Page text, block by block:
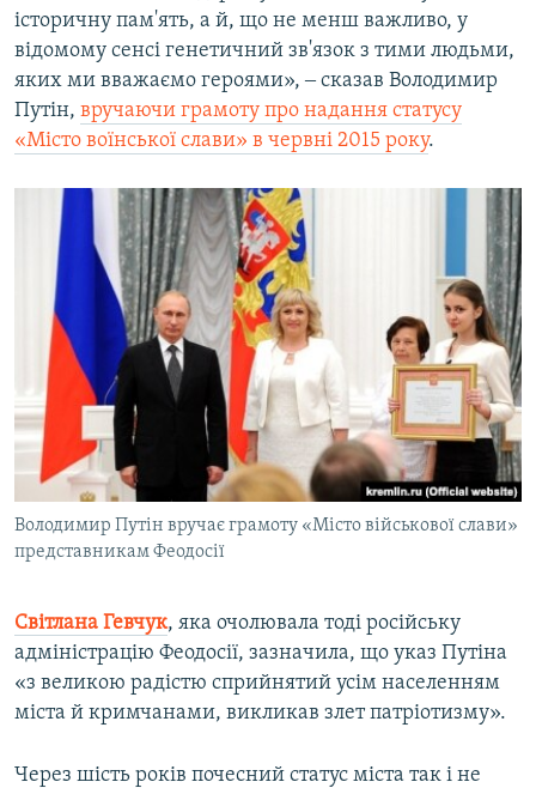
історичну пам'ять, а й, що не менш важливо, у
відомому сенсі генетичний зв'язок з тими людьми,
яких ми вважаємо героями», ‒ сказав Володимир
Путін, вручаючи грамоту про надання статусу
«Місто воїнської слави» в червні 2015 року.
Володимир Путін вручає грамоту «Місто військової слави»
представникам Феодосії
Світлана Гевчук, яка очолювала тоді російську
адміністрацію Феодосії, зазначила, що указ Путіна
«з великою радістю сприйнятий усім населенням
міста й кримчанами, викликав злет патріотизму».
Через шість років почесний статус міста так і не